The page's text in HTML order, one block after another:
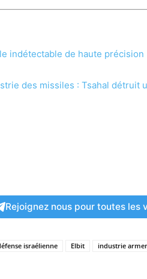
indétectable de haute précision
des missiles : Tsahal
Rejoignez nous pour toutes les
israélienne Elbit industrie